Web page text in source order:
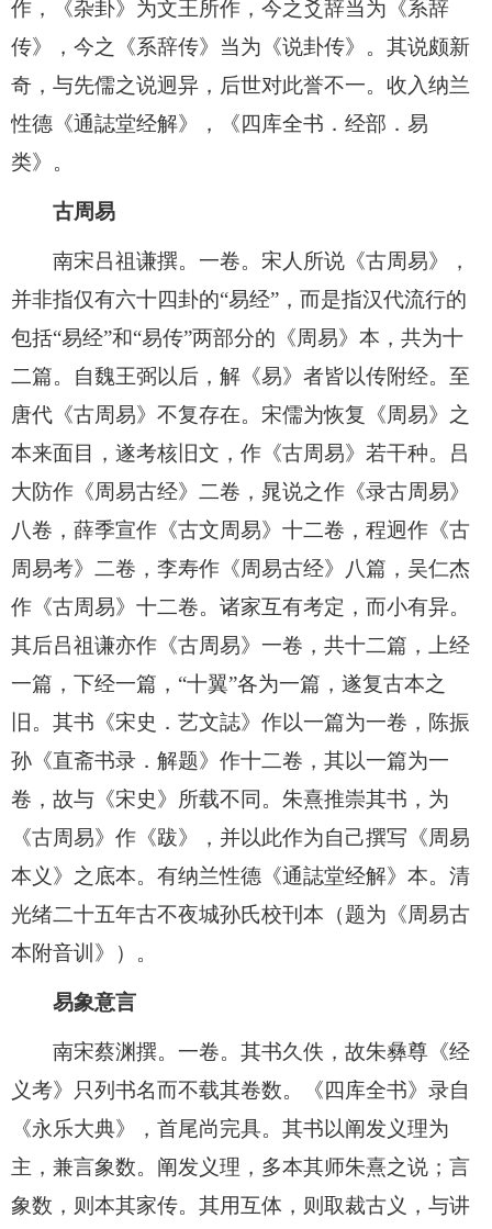
作，《杂卦》为文王所作，今之爻辞当为《系辞
传》，今之《系辞传》当为《说卦传》。其说颇新
奇，与先儒之说迥异，后世对此誉不一。收入纳兰
性德《通誌堂经解》，《四库全书．经部．易
类》。
古周易
南宋吕祖谦撰。一卷。宋人所说《古周易》，
并非指仅有六十四卦的“易经”，而是指汉代流行的
包括“易经”和“易传”两部分的《周易》本，共为十
二篇。自魏王弼以后，解《易》者皆以传附经。至
唐代《古周易》不复存在。宋儒为恢复《周易》之
本来面目，遂考核旧文，作《古周易》若干种。吕
大防作《周易古经》二卷，晁说之作《录古周易》
八卷，薛季宣作《古文周易》十二卷，程迥作《古
周易考》二卷，李寿作《周易古经》八篇，吴仁杰
作《古周易》十二卷。诸家互有考定，而小有异。
其后吕祖谦亦作《古周易》一卷，共十二篇，上经
一篇，下经一篇，“十翼”各为一篇，遂复古本之
旧。其书《宋史．艺文誌》作以一篇为一卷，陈振
孙《直斋书录．解题》作十二卷，其以一篇为一
卷，故与《宋史》所载不同。朱熹推崇其书，为
《古周易》作《跋》，并以此作为自己撰写《周易
本义》之底本。有纳兰性德《通誌堂经解》本。清
光绪二十五年古不夜城孙氏校刊本（题为《周易古
本附音训》）。
易象意言
南宋蔡渊撰。一卷。其书久佚，故朱彝尊《经
义考》只列书名而不载其卷数。《四库全书》录自
《永乐大典》，首尾尚完具。其书以阐发义理为
主，兼言象数。阐发义理，多本其师朱熹之说；言
象数，则本其家传。其用互体，则取裁古义，与讲